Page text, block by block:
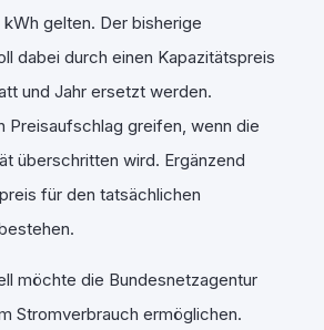
kWh gelten. Der bisherige
dabei durch einen Kapazitätspreis
und Jahr ersetzt werden.
Preisaufschlag greifen, wenn die
überschritten wird. Ergänzend
für den tatsächlichen
möchte die Bundesnetzagentur
Stromverbrauch ermöglichen.